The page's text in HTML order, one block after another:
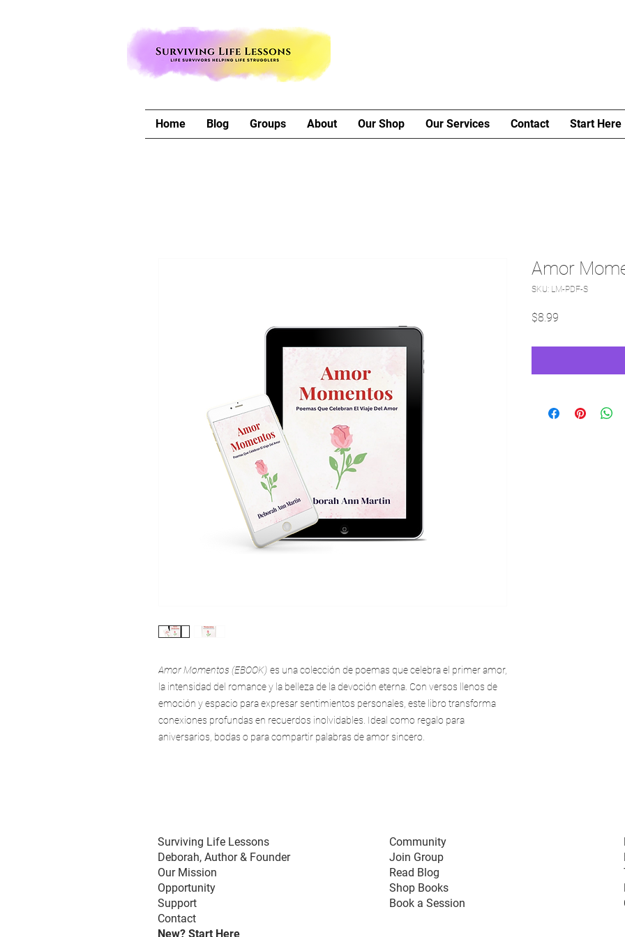
Home Blog Groups About Our Shop Our Services Contact Start Here
Amor Momentos (EBOOK) es una colección de poemas que celebra el primer amor,
la intensidad del romance y la belleza de la devoción eterna. Con versos llenos de
emoción y espacio para expresar sentimientos personales, este libro transforma
conexiones profundas en recuerdos inolvidables. Ideal como regalo para
aniversarios, bodas o para compartir palabras de amor sincero.
Amor
SKU: LM-PDF-S
$8.99
Surviving Life Lessons
Deborah, Author & Founder
Our Mission
Opportunity
Support
Contact
New? Start Here
Community
Join Group
Read Blog
Shop Books
Book a Session